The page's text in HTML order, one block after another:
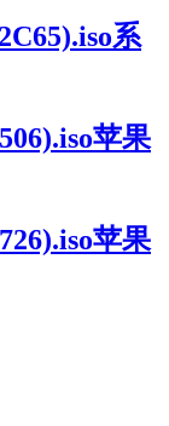
系
苹果
苹果